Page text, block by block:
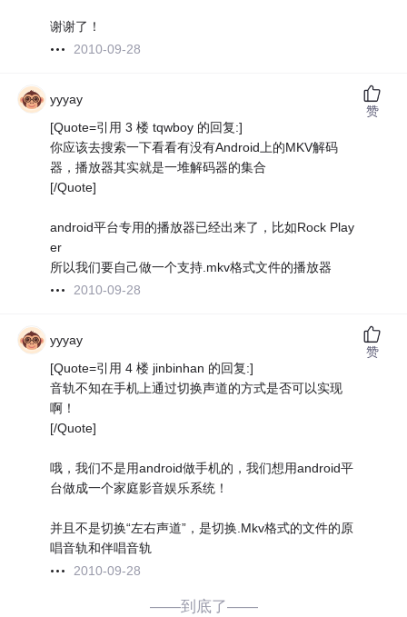
谢谢了！
2010-09-28
yyyay
[Quote=引用 3 楼 tqwboy 的回复:]
你应该去搜索一下看看有没有Android上的MKV解码
器，播放器其实就是一堆解码器的集合
[/Quote]
android平台专用的播放器已经出来了，比如Rock Play
er
所以我们要自己做一个支持.mkv格式文件的播放器
2010-09-28
赞
yyyay
[Quote=引用 4 楼 jinbinhan 的回复:]
音轨不知在手机上通过切换声道的方式是否可以实现
啊！
[/Quote]
哦，我们不是用android做手机的，我们想用android平
台做成一个家庭影音娱乐系统！
并且不是切换“左右声道”，是切换.Mkv格式的文件的原
唱音轨和伴唱音轨
2010-09-28
赞
——到底了——